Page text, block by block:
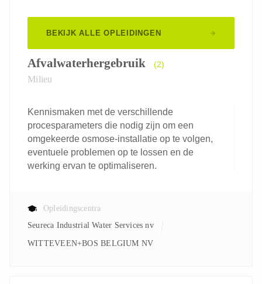
BEKIJK ALLE OPLEIDINGEN
Afvalwaterhergebruik (2)
Milieu
Kennismaken met de verschillende
procesparameters die nodig zijn om een
omgekeerde osmose-installatie op te volgen,
eventuele problemen op te lossen en de
werking ervan te optimaliseren.
Opleidingscentra
Seureca Industrial Water Services nv
WITTEVEEN+BOS BELGIUM NV